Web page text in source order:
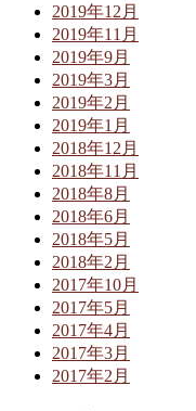
2019年12月
2019年11月
2019年9月
2019年3月
2019年2月
2019年1月
2018年12月
2018年11月
2018年8月
2018年6月
2018年5月
2018年2月
2017年10月
2017年5月
2017年4月
2017年3月
2017年2月